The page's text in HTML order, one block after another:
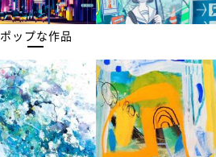
ポップな作品